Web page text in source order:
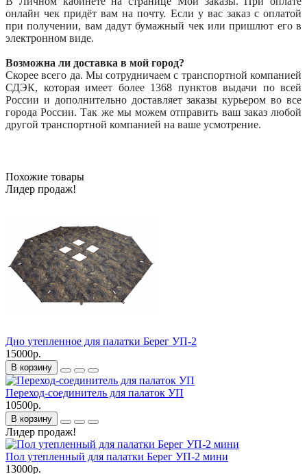
онлайн чек придёт вам на почту. Если у вас заказ с оплатой
при получении, вам дадут бумажный чек или пришлют его в
электронном виде.
Возможна ли доставка в мой город?
Скорее всего да. Мы сотрудничаем с транспортной компанией
СДЭК, которая имеет более 1368 пунктов выдачи по всей
России и дополнительно доставляет заказы курьером во все
города России. Так же мы можем отправить ваш заказ любой
другой транспортной компанией на ваше усмотрение.
Похожие товары
Лидер продаж!
Дно утепленное для палатки Берег УП-2
15000р.
В корзину
Переход-соединитель для палаток УП
10500р.
В корзину
Лидер продаж!
Пол утепленный для палатки Берег УП-2 мини
13000р.